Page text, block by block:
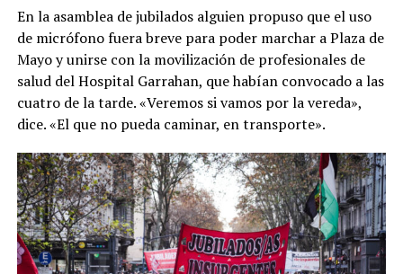
En la asamblea de jubilados alguien propuso que el uso
de micrófono fuera breve para poder marchar a Plaza de
Mayo y unirse con la movilización de profesionales de
salud del Hospital Garrahan, que habían convocado a las
cuatro de la tarde. «Veremos si vamos por la vereda»,
dice. «El que no pueda caminar, en transporte».